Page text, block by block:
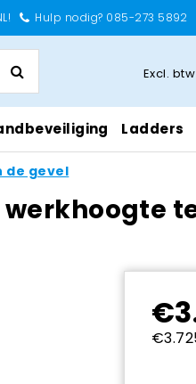
Hulp nodig? 085-273 5892
Excl. btw
Ladders
de gevel
werkhoogte